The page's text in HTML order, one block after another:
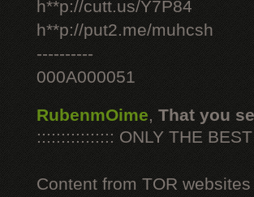
h**p://cutt.us/Y7P84
h**p://put2.me/muhcsh
----------
000A000051
RubenmOime, That you
:::::::::::::::: ONLY THE
Content from TOR